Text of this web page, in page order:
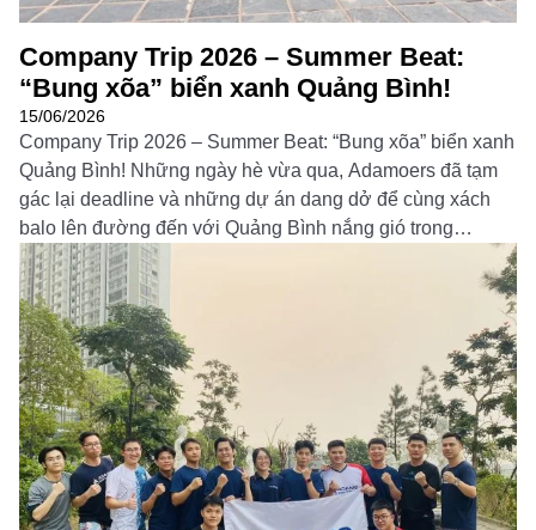
Company Trip 2026 – Summer Beat:
“Bung xõa” biển xanh Quảng Bình!
15/06/2026
Company Trip 2026 – Summer Beat: “Bung xõa” biển xanh
Quảng Bình! Những ngày hè vừa qua, Adamoers đã tạm
gác lại deadline và những dự án dang dở để cùng xách
balo lên đường đến với Quảng Bình nắng gió trong
chuyến du lịch Summer Beat. Hành trình 3 ngày 2 đêm
không chỉ […]